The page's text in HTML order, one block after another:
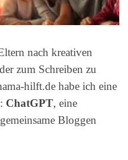
nach kreativen
zum Schreiben zu
hilft.de habe ich eine
ChatGPT, eine
Bloggen